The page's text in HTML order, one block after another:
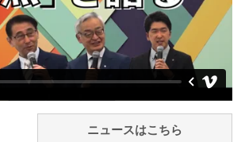
ニュースはこちら